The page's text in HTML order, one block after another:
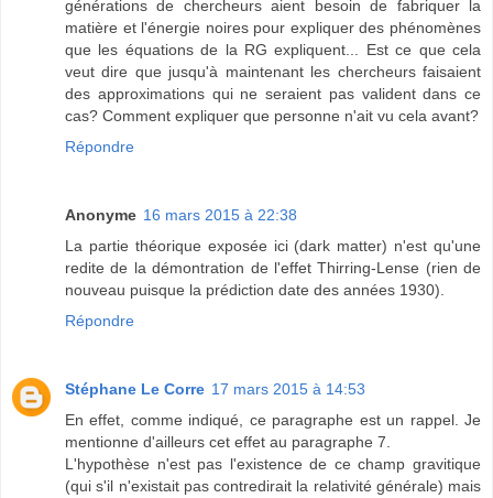
générations de chercheurs aient besoin de fabriquer la
matière et l'énergie noires pour expliquer des phénomènes
que les équations de la RG expliquent... Est ce que cela
veut dire que jusqu'à maintenant les chercheurs faisaient
des approximations qui ne seraient pas valident dans ce
cas? Comment expliquer que personne n'ait vu cela avant?
Répondre
Anonyme 16 mars 2015 à 22:38
La partie théorique exposée ici (dark matter) n'est qu'une
redite de la démontration de l'effet Thirring-Lense (rien de
nouveau puisque la prédiction date des années 1930).
Répondre
Stéphane Le Corre 17 mars 2015 à 14:53
En effet, comme indiqué, ce paragraphe est un rappel. Je
mentionne d'ailleurs cet effet au paragraphe 7.
L'hypothèse n'est pas l'existence de ce champ gravitique
(qui s'il n'existait pas contredirait la relativité générale) mais